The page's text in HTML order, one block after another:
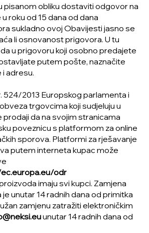
pisanom obliku dostaviti odgovor na
roku od 15 dana od dana
sukladno ovoj Obavijesti jasno se
li osnovanost prigovora. U tu
u prigovoru koji osobno predajete
putem pošte, naznačite
adresu.
524/2013 Europskog parlamenta i
trgovcima koji sudjeluju u
prodaji da na svojim stranicama
poveznicu s platformom za online
sporova. Platformi za rješavanje
putem interneta kupac može
odr
imaju svi kupci. Zamjena
unutar 14 radnih dana od primitka
zamjenu zatražiti elektroničkim
unutar 14 radnih dana od